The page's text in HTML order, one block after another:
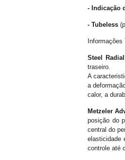
- Indicação
- Tubeless
Informações
Steel
traseiro.
A
a
calor, a
Metzeler
posição do
central do
elasticidade
controle até